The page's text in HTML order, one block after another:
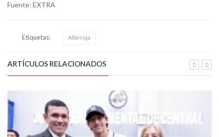
Fuente: EXTRA
Etiquetas: Albirroja
ARTÍCULOS RELACIONADOS